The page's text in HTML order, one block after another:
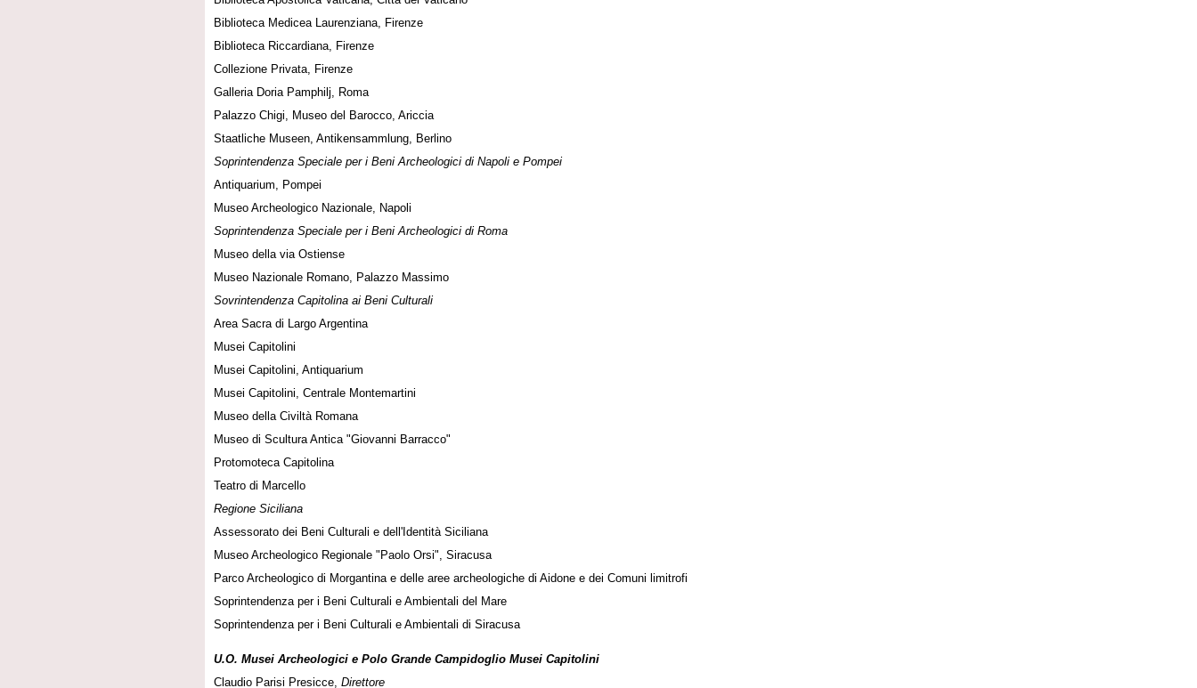
Biblioteca Medicea Laurenziana, Firenze
Biblioteca Riccardiana, Firenze
Collezione Privata, Firenze
Galleria Doria Pamphilj, Roma
Palazzo Chigi, Museo del Barocco, Ariccia
Staatliche Museen, Antikensammlung, Berlino
Soprintendenza Speciale per i Beni Archeologici di Napoli e Pompei
Antiquarium, Pompei
Museo Archeologico Nazionale, Napoli
Soprintendenza Speciale per i Beni Archeologici di Roma
Museo della via Ostiense
Museo Nazionale Romano, Palazzo Massimo
Sovrintendenza Capitolina ai Beni Culturali
Area Sacra di Largo Argentina
Musei Capitolini
Musei Capitolini, Antiquarium
Musei Capitolini, Centrale Montemartini
Museo della Civiltà Romana
Museo di Scultura Antica "Giovanni Barracco"
Protomoteca Capitolina
Teatro di Marcello
Regione Siciliana
Assessorato dei Beni Culturali e dell'Identità Siciliana
Museo Archeologico Regionale "Paolo Orsi", Siracusa
Parco Archeologico di Morgantina e delle aree archeologiche di Aidone e dei Comuni limitrofi
Soprintendenza per i Beni Culturali e Ambientali del Mare
Soprintendenza per i Beni Culturali e Ambientali di Siracusa
U.O. Musei Archeologici e Polo Grande Campidoglio Musei Capitolini
Claudio Parisi Presicce, Direttore